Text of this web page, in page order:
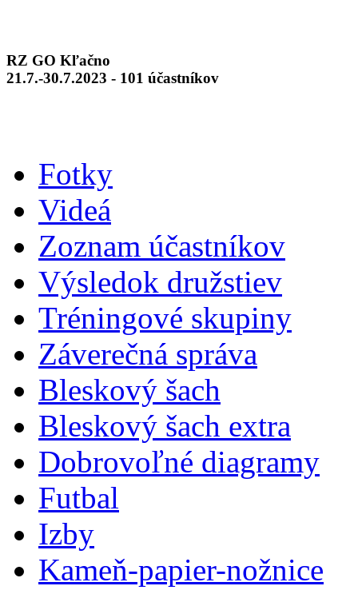
RZ GO Kľačno
21.7.-30.7.2023 - 101 účastníkov
Fotky
Videá
Zoznam účastníkov
Výsledok družstiev
Tréningové skupiny
Záverečná správa
Bleskový šach
Bleskový šach extra
Dobrovoľné diagramy
Futbal
Izby
Kameň-papier-nožnice